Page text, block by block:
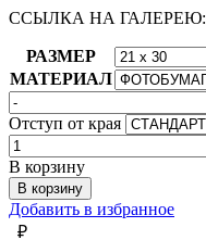
ССЫЛКА НА ГАЛЕРЕЮ:
РАЗМЕР
МАТЕРИАЛ
Отступ от края
Количество
товара
АБСТРАКЦИЯ
ЧЁРНЫЕ
ТОЧКИ
В корзину
В корзину
Добавить в избранное
₽